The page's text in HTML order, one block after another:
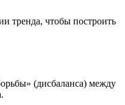
тренда, чтобы построить
(дисбаланса) между